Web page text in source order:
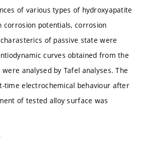
of various types of hydroxyapatite
potentials, corrosion
of passive state were
curves obtained from the
analysed by Tafel analyses. The
time electrochemical behaviour after
of tested alloy surface was